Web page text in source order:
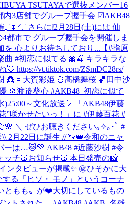
TSUTAYAで選抜メンバー16
内3店舗でグループ握手会 ☑︎AKB48
さらに❕2月28日(土)には 仙
都市で グループ握手会を開催しま
を 心よりお待ちしており... 【#指原
曲 #初恋に似てる 🎀🍒 キラキラな
https://vt.tiktok.com/ZSmDC28rs/
👸🏻大賀彩姫 🍜髙橋舞桜 🏀田中沙
🥁渡邉葵心 #AKB48_初恋に似て
)25:00～文化放送🎈 「AKB48伊藤
”咲かせたいっ！」に #伊藤百花 #
＼ ぜひお聴きください｡✧｡･ﾟ #
\\ 2月22日に誕生 // 🐾👑令和のニャ
ーは…🐱💚 AKB48 #近藤沙樹 #令
ッチ🍑お知らせ🍑 本日発売の📸
ンタビューが掲載✨ ㊙️ひそかに大
る「ヒソ・ モノ」というコーナ
ともも〟が❤️大切にしているもの